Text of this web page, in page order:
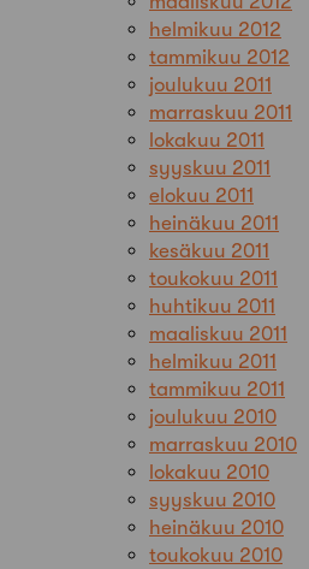
helmikuu 2012
tammikuu 2012
joulukuu 2011
marraskuu 2011
lokakuu 2011
syyskuu 2011
elokuu 2011
heinäkuu 2011
kesäkuu 2011
toukokuu 2011
huhtikuu 2011
maaliskuu 2011
helmikuu 2011
tammikuu 2011
joulukuu 2010
marraskuu 2010
lokakuu 2010
syyskuu 2010
heinäkuu 2010
toukokuu 2010